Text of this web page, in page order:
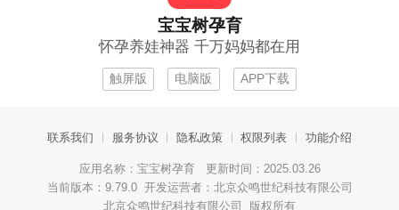
宝宝树孕育
怀孕养娃神器 千万妈妈都在用
触屏版 电脑版 APP下载
联系我们 服务协议 隐私政策 权限列表 功能介绍
应用名称：宝宝树孕育 更新时间：2025.03.26
当前版本：9.79.0 开发运营者：北京众鸣世纪科技有限公司
北京众鸣世纪科技有限公司 版权所有